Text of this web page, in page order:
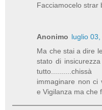
Facciamocelo strar
Anonimo luglio
Ma che stai a dire
stato di
immaginare non ci
e Vigilanza ma che